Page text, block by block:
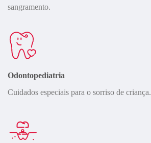
sangramento.
Odontopediatria
Cuidados especiais para o sorriso de criança.